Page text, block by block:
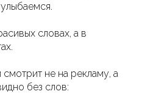
словах, а в
не на рекламу, а
без слов: